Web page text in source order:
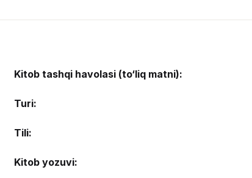
Kitob tashqi havolasi (to‘liq matni):
Turi:
Tili:
Kitob yozuvi: